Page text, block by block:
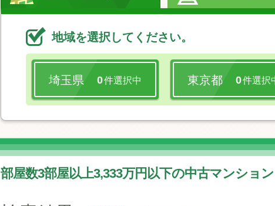
地域を選択してください。
埼玉県 0件選択中 東京都 0件選択
部屋数3部屋以上3,333万円以下の中古マンション